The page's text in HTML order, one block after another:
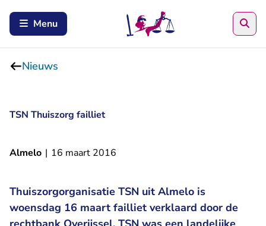
Menu
Nieuws
TSN Thuiszorg failliet
Almelo | 16 maart 2016
Thuiszorgorganisatie TSN uit Almelo is
woensdag 16 maart failliet verklaard door de